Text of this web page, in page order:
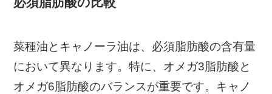
菜種油とキャノーラ油は、必須脂肪酸の含有量
において異なります。特に、オメガ3脂肪酸と
オメガ6脂肪酸のバランスが重要です。キャノ